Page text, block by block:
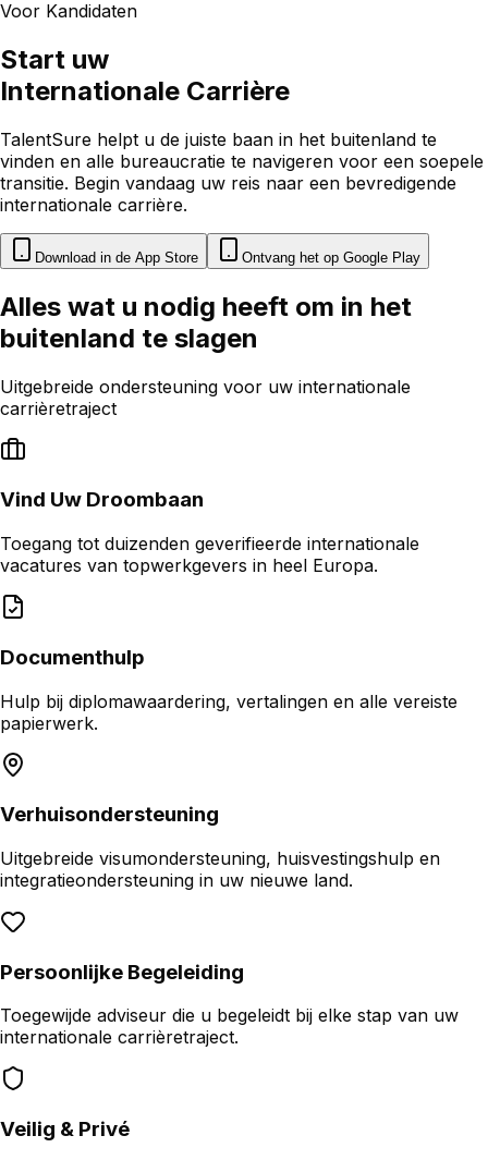
Voor Kandidaten
Start uw
Internationale Carrière
TalentSure helpt u de juiste baan in het buitenland te
vinden en alle bureaucratie te navigeren voor een soepele
transitie. Begin vandaag uw reis naar een bevredigende
internationale carrière.
Download in de App Store Ontvang het op Google Play
Alles wat u nodig heeft om in het
buitenland te slagen
Uitgebreide ondersteuning voor uw internationale
carrièretraject
Vind Uw Droombaan
Toegang tot duizenden geverifieerde internationale
vacatures van topwerkgevers in heel Europa.
Documenthulp
Hulp bij diplomawaardering, vertalingen en alle vereiste
papierwerk.
Verhuisondersteuning
Uitgebreide visumondersteuning, huisvestingshulp en
integratieondersteuning in uw nieuwe land.
Persoonlijke Begeleiding
Toegewijde adviseur die u begeleidt bij elke stap van uw
internationale carrièretraject.
Veilig & Privé